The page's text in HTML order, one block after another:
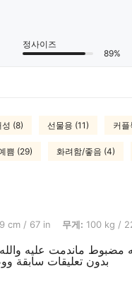
정사이즈
89%
성 (8) 선물용 (11) 커플
쁨 (29) 화려함/좋음 (4)
/ 67 in, 무게: 100 kg / 220 lbs,
cm / 67 in 무게: 100 kg /
مضبوط ماندمت عليه
بدون تعليقات سابقة